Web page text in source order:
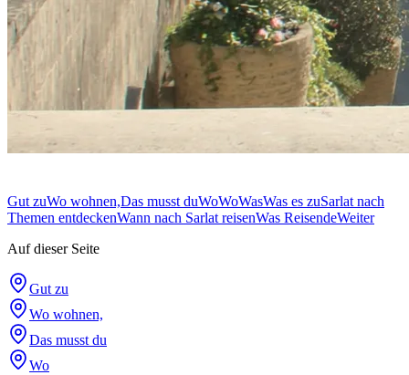
Gut zuWo wohnen,Das musst duWoWoWasWas es zuSarlat nach
Themen entdeckenWann nach Sarlat reisenWas ReisendeWeiter
Auf dieser Seite
Gut zu
Wo wohnen,
Das musst du
Wo